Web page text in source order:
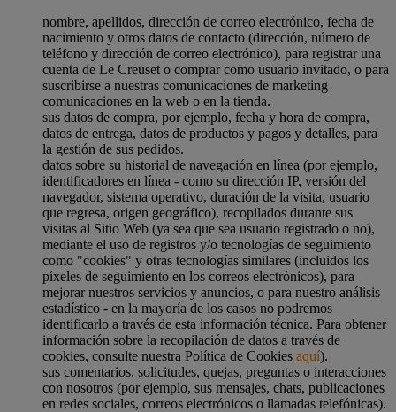
nombre, apellidos, dirección de correo electrónico, fecha de
nacimiento y otros datos de contacto (dirección, número de
teléfono y dirección de correo electrónico), para registrar una
cuenta de Le Creuset o comprar como usuario invitado, o para
suscribirse a nuestras comunicaciones de marketing
comunicaciones en la web o en la tienda.
sus datos de compra, por ejemplo, fecha y hora de compra,
datos de entrega, datos de productos y pagos y detalles, para
la gestión de sus pedidos.
datos sobre su historial de navegación en línea (por ejemplo,
identificadores en línea - como su dirección IP, versión del
navegador, sistema operativo, duración de la visita, usuario
que regresa, origen geográfico), recopilados durante sus
visitas al Sitio Web (ya sea que sea usuario registrado o no),
mediante el uso de registros y/o tecnologías de seguimiento
como "cookies" y otras tecnologías similares (incluidos los
píxeles de seguimiento en los correos electrónicos), para
mejorar nuestros servicios y anuncios, o para nuestro análisis
estadístico - en la mayoría de los casos no podremos
identificarlo a través de esta información técnica. Para obtener
información sobre la recopilación de datos a través de
cookies, consulte nuestra Política de Cookies aquí).
sus comentarios, solicitudes, quejas, preguntas o interacciones
con nosotros (por ejemplo, sus mensajes, chats, publicaciones
en redes sociales, correos electrónicos o llamadas telefónicas).